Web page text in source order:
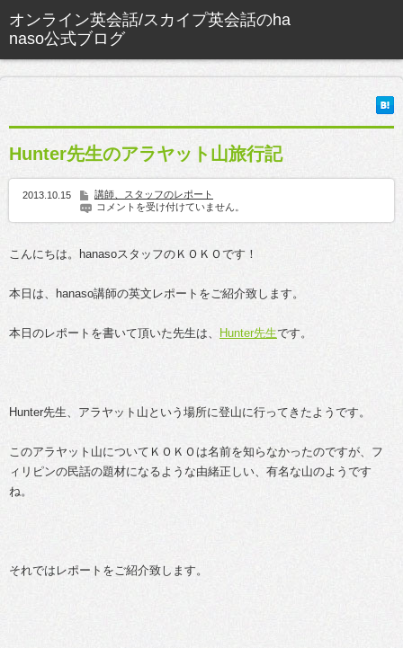
Hunter先生のアラヤット山旅行記
2013.10.15
講師、スタッフのレポート
コメントを受け付けていません。
こんにちは。hanasoスタッフのＫＯＫＯです！
本日は、hanaso講師の英文レポートをご紹介致します。
本日のレポートを書いて頂いた先生は、 Hunter先生です。
Hunter先生、アラヤット山という場所に登山に行ってきたようです。
このアラヤット山についてＫＯＫＯは名前を知らなかったのですが、フ
ィリピンの民話の題材になるような由緒正しい、有名な山のようです
ね。
それではレポートをご紹介致します。